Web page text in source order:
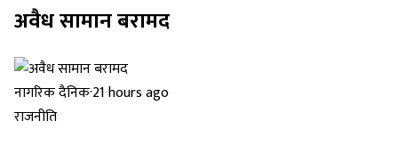
अवैध सामान बरामद
नागरिक दैनिक·21 hours ago
राजनीति